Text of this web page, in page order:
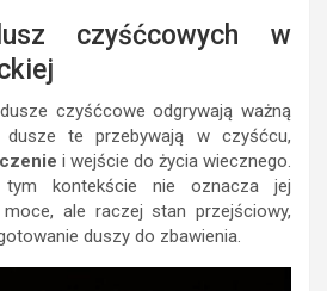
czyśćcowych w
czyśćcowe odgrywają ważną
te przebywają w czyśćcu,
i wejście do życia wiecznego.
kontekście nie oznacza jej
ale raczej stan przejściowy,
duszy do zbawienia.